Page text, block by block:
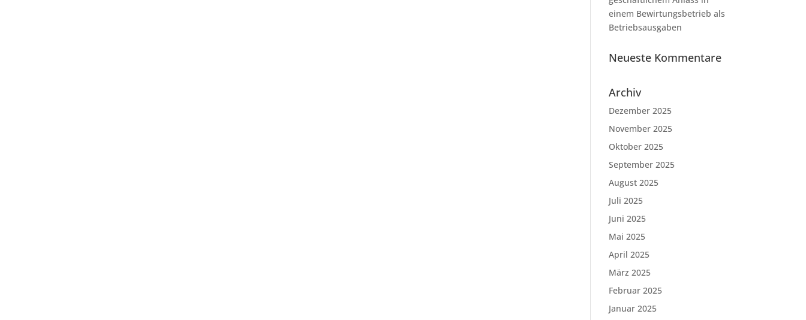
einem Bewirtungsbetrieb als
Betriebsausgaben
Neueste Kommentare
Archiv
Dezember 2025
November 2025
Oktober 2025
September 2025
August 2025
Juli 2025
Juni 2025
Mai 2025
April 2025
März 2025
Februar 2025
Januar 2025